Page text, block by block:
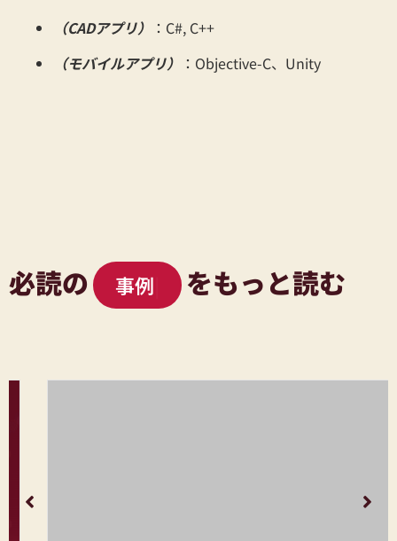
（CADアプリ）
：C#, C++
（モバイルアプリ）
：Objective-C、Unity
必読の 事例 をもっと読む